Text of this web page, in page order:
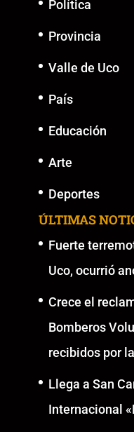
Política
Provincia
Valle de Uco
País
Educación
Arte
Deportes
ÚLTIMAS
Fuerte
Uco, ocurrió
Crece el
Bomberos
recibidos por
Llega a San
Internacional